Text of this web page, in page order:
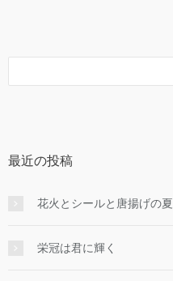
最近の投稿
花火とシールと唐揚げの夏
栄冠は君に輝く